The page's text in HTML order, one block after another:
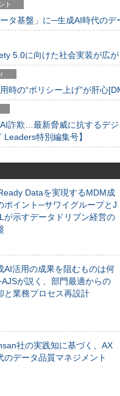
ト
タ基盤」に─生成AI時代のデ
5.0に向けた社会実装が広
時の“ポリシー上げ”が肝心
詐欺…最新脅威に抗するデ
特別編集号】
Dataを実現するMDM成
ポイント─サワイグループとJ
が示すデータドリブン経営の
AI活用の成果を阻むものは何
が説く、部門最適からの
と業務プロセス再設計
社の実践知に基づく、AX
のデータ品質マネジメント